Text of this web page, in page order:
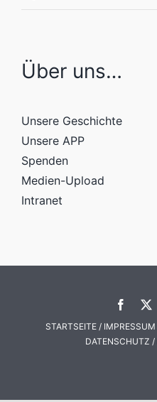
Über uns…
Unsere Geschichte
Unsere APP
Spenden
Medien-Upload
Intranet
STARTSEITE / IMPRESSUM
DATENSCHUTZ /